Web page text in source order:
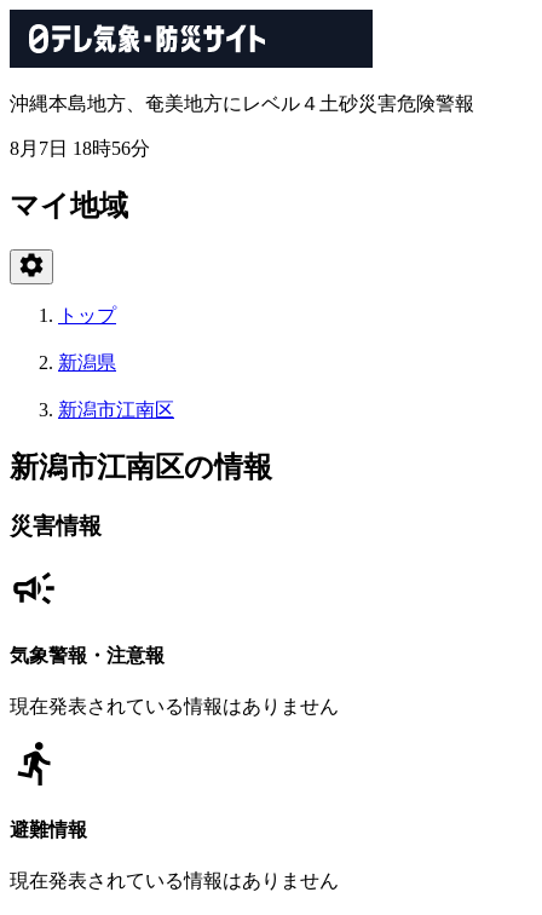
沖縄本島地方、奄美地方にレベル４土砂災害危険警報
8月7日 18時56分
マイ地域
トップ
新潟県
新潟市江南区
新潟市江南区の情報
災害情報
気象警報・注意報
現在発表されている情報はありません
避難情報
現在発表されている情報はありません